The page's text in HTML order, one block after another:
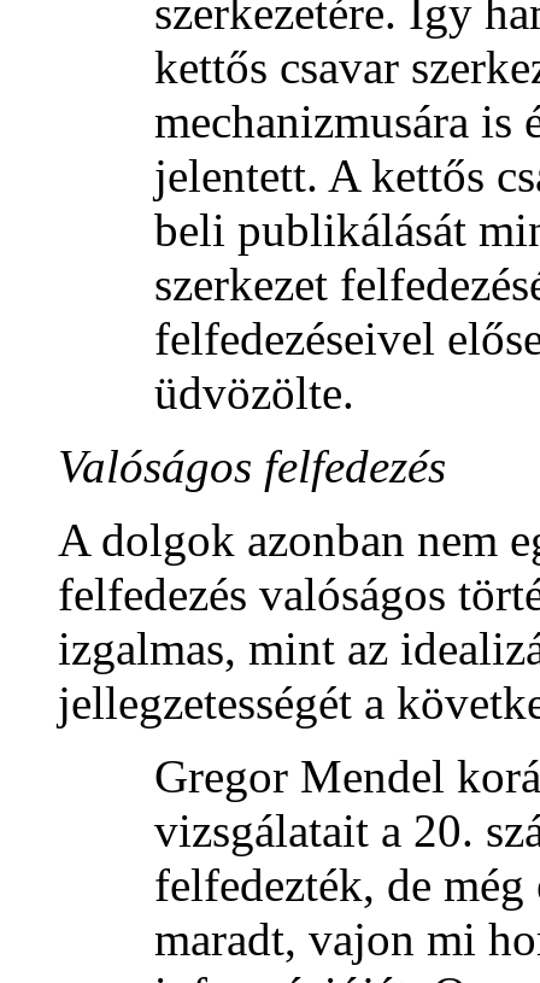
szerkezetére. Így
kettős csavar
mechanizmusára is
jelentett. A kettős
beli publikálását
szerkezet
felfedezéseivel
üdvözölte.
Valóságos felfedezés
A dolgok azonban nem
felfedezés valóságos
izgalmas, mint az
jellegzetességét a
Gregor Mendel
vizsgálatait a 20.
felfedezték, de
maradt, vajon mi